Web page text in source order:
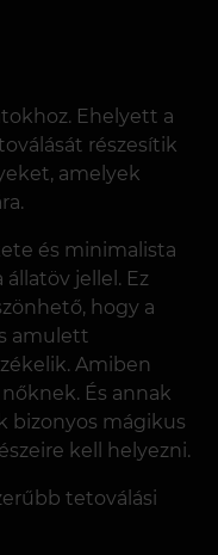
Ehelyett a
részesítik
amelyek
és minimalista
jellel. Ez
hogy a
amulett
Amiben
És annak
bizonyos mágikus
kell helyezni.
tetoválási